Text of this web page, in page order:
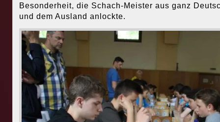
Besonderheit, die Schach-Meister aus ganz
und dem Ausland anlockte.